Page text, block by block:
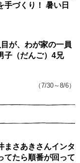
手づくり！ 暑い日
が、わが家の一員
子（だんご）4兄
（7/30～8/6）
まさあきさんインタ
てたら順番が回って